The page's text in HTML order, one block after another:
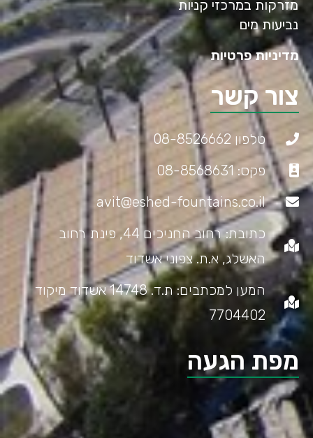
מזרקות במרכזי קניות
נביעות מים
מדיניות פרטיות
צור קשר
טלפון 08-8526662
פקס: 08-8568631
avit@eshed-fountains.co.il
כתובת: רחוב החניכים 44, פינת רחוב
האשלג, א.ת. צפוני אשדוד
המען למכתבים: ת.ד. 14748 אשדוד מיקוד
7704402
מפת הגעה